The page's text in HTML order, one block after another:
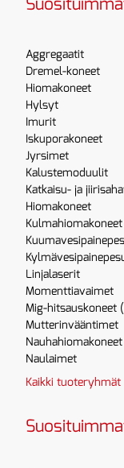
Aggregaatit
Dremel-koneet
Hiomakoneet
Hylsyt
Imurit
Iskuporakoneet
Jyrsimet
Kalustemoduulit
Katkaisu- ja
Hiomakoneet
Kulmahiomakoneet
Linjalaserit
Momenttiavaimet
Mig-hitsauskoneet
Mutterinvääntimet
Nauhahiomakoneet
Naulaimet
Kaikki tuoteryhmät